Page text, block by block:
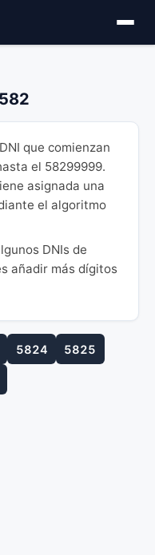
que comienzan
el 58299999.
asignada una
el algoritmo
DNIs de
añadir más dígitos
5824 5825